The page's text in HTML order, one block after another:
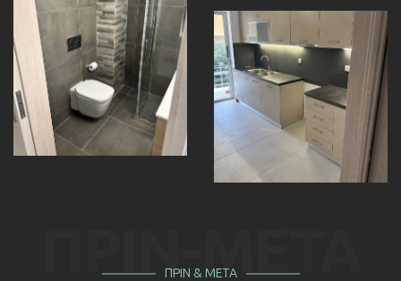
ΠΡΙΝ-ΜΕΤΑ
ΠΡΙΝ & ΜΕΤΑ